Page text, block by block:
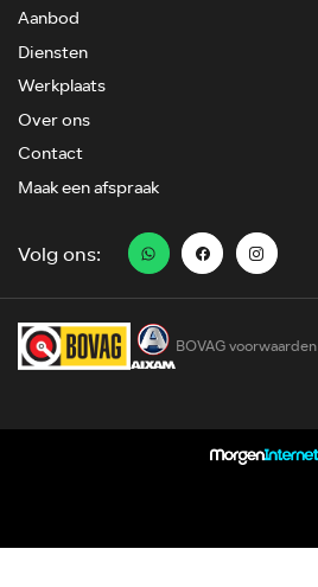
Aanbod
Diensten
Werkplaats
Over ons
Contact
Maak een afspraak
Volg ons:
BOVAG voorwaarden